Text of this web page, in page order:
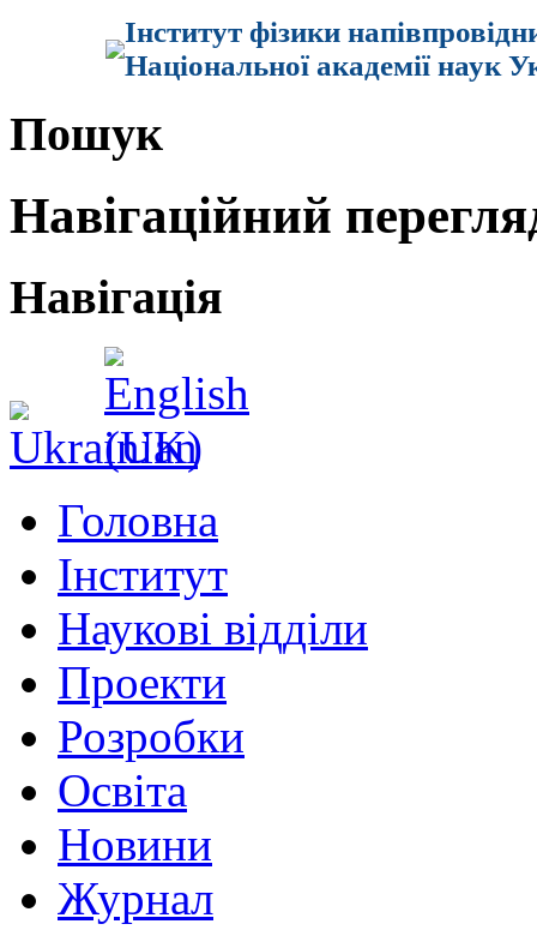
Інститут фізики
Національної академії наук
Пошук
Навігаційний
Навігація
Головна
Інститут
Наукові відділи
Проекти
Розробки
Освіта
Новини
Журнал